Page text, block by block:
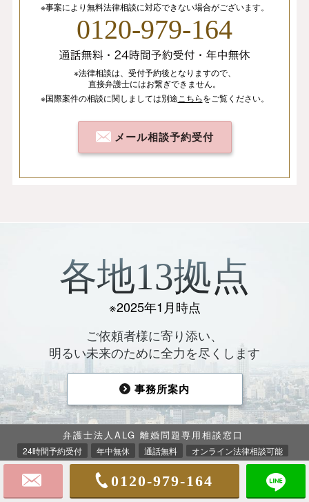
※事案により無料法律相談に対応できない場合がございます。
0120-979-164
※法律相談は、 受付予約後となりますので、
直接弁護士にはお繋ぎできません。
※国際案件の相談に関しましては別途 こちらをご覧ください。
メール相談予約受付
各地13拠点
※2025年1月時点
ご依頼者様に寄り添い、
明るい未来のために全力を尽くします
事務所案内
弁護士法人ALG 離婚問題専用相談窓口
24時間予約受付 年中無休 通話無料 オンライン法律相談可能
0120-979-164